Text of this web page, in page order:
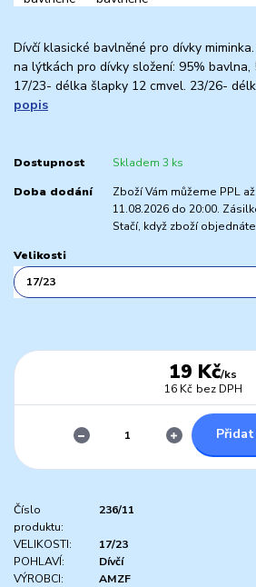
Dívčí klasické bavlněné pro dívky
na lýtkách pro dívky složení: 95%
17/23- délka šlapky 12 cmvel. 23/26-
popis
Dostupnost Skladem 3 ks
Doba dodání
Zboží Vám můžeme PPL
11.08.2026 do 20:00.
Stačí, když zboží
Velikosti
19 Kč/ks
16 Kč bez DPH
Číslo
produktu:
236/11
VELIKOSTI:
17/23
POHLAVÍ:
Dívčí
VÝROBCI:
AMZF